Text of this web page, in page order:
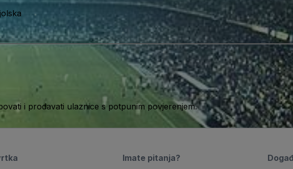
i prodavati ulaznice s potpunim povjerenjem.
Imate pitanja?